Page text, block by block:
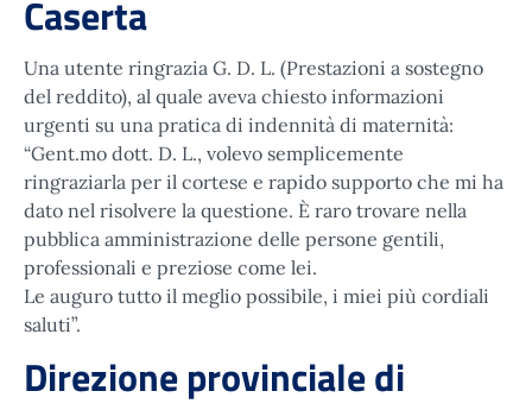
Caserta
Una utente ringrazia G. D. L. (Prestazioni a sostegno
del reddito), al quale aveva chiesto informazioni
urgenti su una pratica di indennità di maternità:
“Gent.mo dott. D. L., volevo semplicemente
ringraziarla per il cortese e rapido supporto che mi ha
dato nel risolvere la questione. È raro trovare nella
pubblica amministrazione delle persone gentili,
professionali e preziose come lei.
Le auguro tutto il meglio possibile, i miei più cordiali
saluti”.
Direzione provinciale di